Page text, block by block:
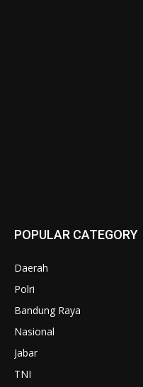
POPULAR CATEGORY
Daerah
Polri
Bandung Raya
Nasional
Jabar
TNI